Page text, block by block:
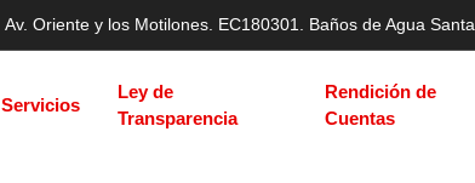
Av. Oriente y los Motilones. EC180301. Baños de Agua Santa
Servicios
Ley de
Transparencia
Rendición de
Cuentas